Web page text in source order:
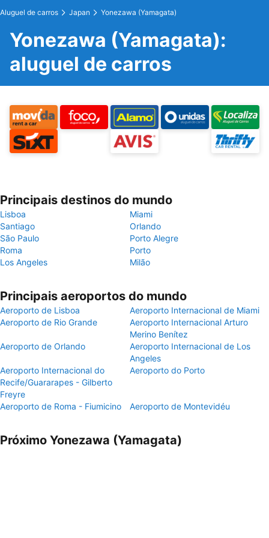
Aluguel de carros Japan Yonezawa (Yamagata)
Yonezawa (Yamagata):
aluguel de carros
Principais destinos do mundo
Lisboa
Miami
Santiago
Orlando
São Paulo
Porto Alegre
Roma
Porto
Los Angeles
Milão
Principais aeroportos do mundo
Aeroporto de Lisboa
Aeroporto Internacional de Miami
Aeroporto de Rio Grande
Aeroporto Internacional Arturo
Merino Benítez
Aeroporto de Orlando
Aeroporto Internacional de Los
Angeles
Aeroporto Internacional do
Recife/Guararapes - Gilberto
Freyre
Aeroporto do Porto
Aeroporto de Roma - Fiumicino Aeroporto de Montevidéu
Próximo Yonezawa (Yamagata)